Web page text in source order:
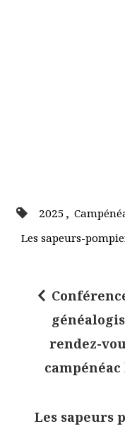
2025 ,
Les sapeurs-
rendez-
campénéac
Les sapeurs